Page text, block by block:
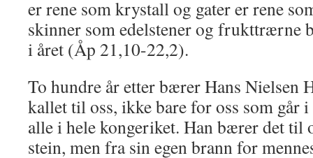
er rene som krystall og gater er rene
skinner som edelstener og frukttrærne
i året (Åp 21,10-22,2).
To hundre år etter bærer Hans Niel­sen
kallet til oss, ikke bare for oss som går
alle i hele kongeriket. Han bærer det til
stein, men fra sin egen brann for